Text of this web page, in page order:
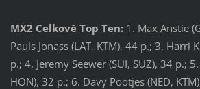
MX2 Celkově Top Ten: 1. Max Anstie
Pauls Jonass (LAT, KTM), 44 p.; 3. Harri
p.; 4. Jeremy Seewer (SUI, SUZ), 34 p.;
HON), 32 p.; 6. Davy Pootjes (NED,